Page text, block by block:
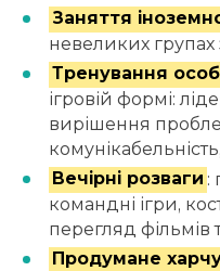
Заняття
невеликих
Тренування
ігровій формі:
вирішення
Вечірні розваги :
командні ігри,
перегляд фільмів
Продумане